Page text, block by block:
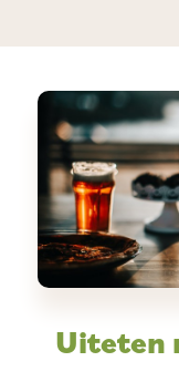
Uiteten